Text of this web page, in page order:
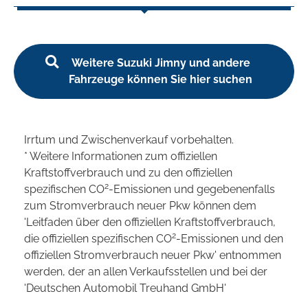
Weitere Suzuki Jimny und andere
Fahrzeuge können Sie hier suchen
Irrtum und Zwischenverkauf vorbehalten.
* Weitere Informationen zum offiziellen
Kraftstoffverbrauch und zu den offiziellen
spezifischen CO2-Emissionen und gegebenenfalls
zum Stromverbrauch neuer Pkw können dem
'Leitfaden über den offiziellen Kraftstoffverbrauch,
die offiziellen spezifischen CO2-Emissionen und den
offiziellen Stromverbrauch neuer Pkw' entnommen
werden, der an allen Verkaufsstellen und bei der
'Deutschen Automobil Treuhand GmbH'